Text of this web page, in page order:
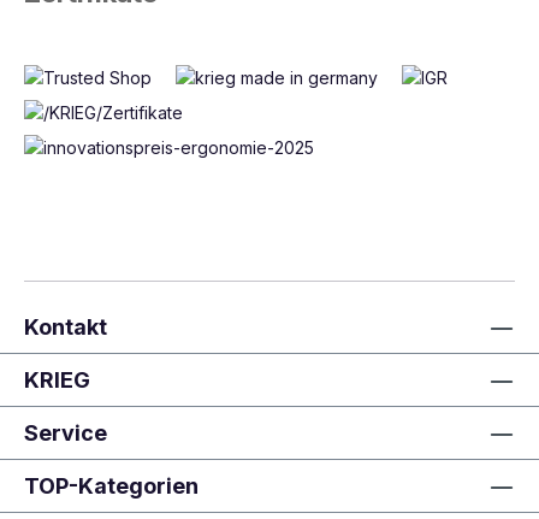
Kontakt
KRIEG
Service
TOP-Kategorien